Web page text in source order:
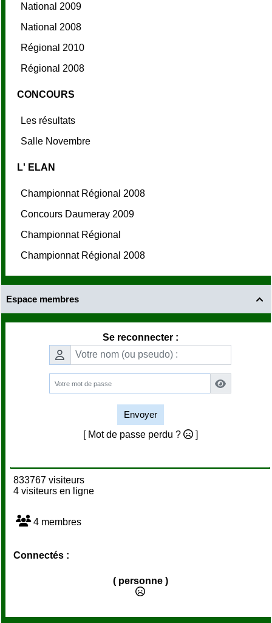
National 2009
National 2008
Régional 2010
Régional 2008
CONCOURS
Les résultats
Salle Novembre
L' ELAN
Championnat Régional 2008
Concours Daumeray 2009
Championnat Régional
Championnat Régional 2008

Espace membres
Se reconnecter :
Envoyer
[ Mot de passe perdu ?
]
833767 visiteurs
4 visiteurs en ligne
4 membres
Connectés :
( personne )